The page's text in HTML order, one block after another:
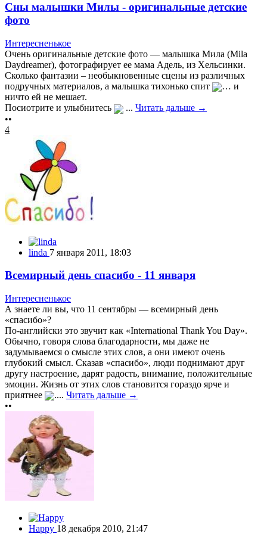
Сны малышки Милы - оригинальные детские
фото
Интересненькое
Очень оригинальные детские фото — малышка Мила (Mila
Daydreamer), фотографирует ее мама Адель, из Хельсинки.
Сколько фантазии – необыкновенные cцены из различных
подручных материалов, а малышка тихонько спит
… и
ничто ей не мешает.
Посиотрите и улыбнитесь
... Читать дальше →
••
4
linda 7 января 2011, 18:03
Всемирный день спасибо - 11 января
Интересненькое
А знаете ли вы, что 11 сентябры — всемирный день
«спасибо»?
По-английски это звучит как «International Thank You Day».
Обычно, говоря слова благодарности, мы даже не
задумываемся о смысле этих слов, а они имеют очень
глубокий смысл. Сказав «спасибо», люди поднимают друг
другу настроение, дарят радость, внимание, положительные
эмоции. Жизнь от этих слов становится гораздо ярче и
приятнее
.... Читать дальше →
••
Happy 18 декабря 2010, 21:47